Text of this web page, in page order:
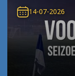
14-07-2026